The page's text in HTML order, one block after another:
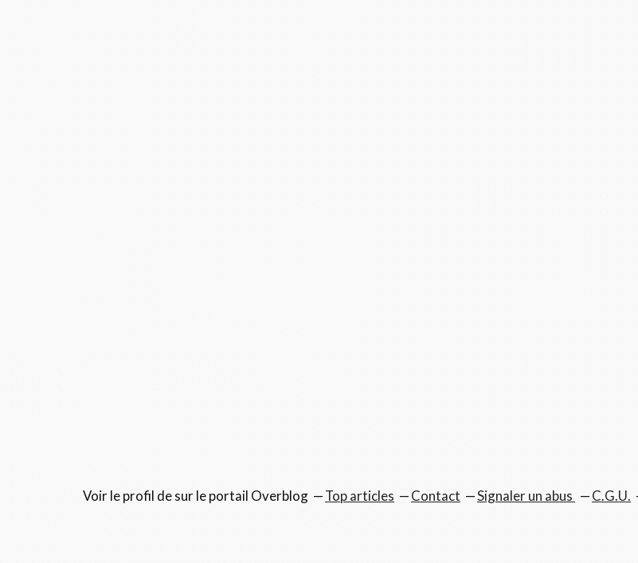
Voir le profil desur le portail Overblog Top articles Contact Signaler un abus C.G.U.